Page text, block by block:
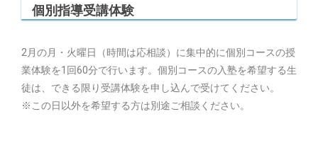
個別指導受講体験
2月の月・火曜日（時間は応相談）に集中的に個別コースの授
業体験を1回60分で行います。個別コースの入塾を希望する生
徒は、できる限り受講体験を申し込んで受けてください。
※この日以外を希望する方は別途ご相談ください。